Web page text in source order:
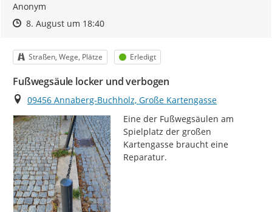
Anonym
Zeitpunkt des Erstellens
Zeitpunkt des Erstellens
8. August um 18:40Zur Äußerung
Kategorie
Straßen, Wege, Plätze Status
Erledigt
Fußwegsäule locker und verbogen
Ort
09456 Annaberg-Buchholz, Große Kartengasse
Eine der Fußwegsäulen am
Spielplatz der großen
Kartengasse braucht eine
Reparatur.